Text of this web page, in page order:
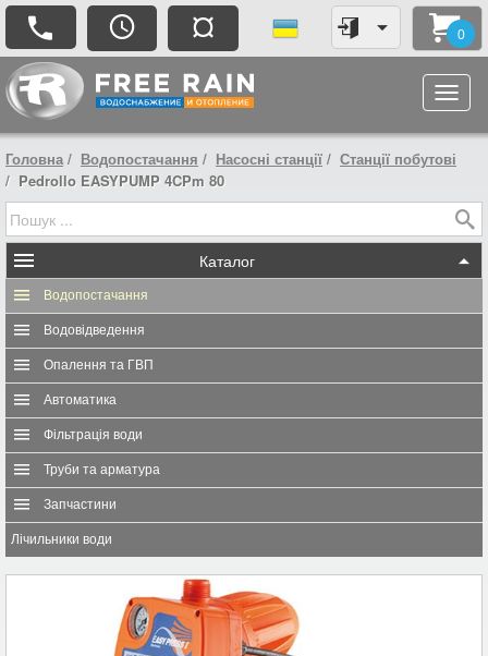
¤ 0
Головна Водопостачання Насосні станції
Станції побутові
Pedrollo EASYPUMP 4CPm 80
Каталог
Водопостачання
Водовідведення
Опалення та ГВП
Автоматика
Фільтрація води
Труби та арматура
Запчастини
Лічильники води